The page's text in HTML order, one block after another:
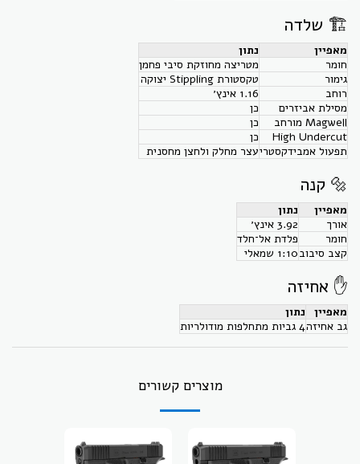
🏗 שלדה
מאפיין
נתון
חומר
מטריצה מחוזקת סיבי פחמן
גימור
טקסטורת Stippling יצוקה
רוחב
‎1.16 אינץ׳
מסילת אביזרים
כן
Magwell מורחב
כן
High Undercut
כן
תפעול אמבידקסטריעצר מחלק ולחצן מחסנית
🔩 קנה
מאפיין
נתון
אורך
‎3.92 אינץ׳
חומר
פלדת אל־חלד
קצב סיבוב‎1:10 שמאלי
✋ אחיזה
מאפיין
נתון
גב אחיזה4 גביות מתחלפות מודולריות
מוצרים קשורים